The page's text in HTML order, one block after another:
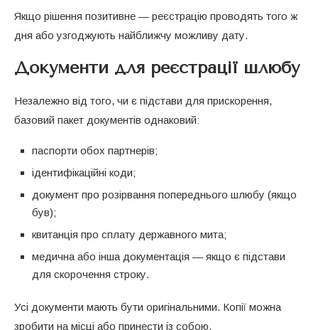
Якщо рішення позитивне — реєстрацію проводять того ж
дня або узгоджують найближчу можливу дату.
Документи для реєстрації шлюбу
Незалежно від того, чи є підстави для прискорення,
базовий пакет документів однаковий:
паспорти обох партнерів;
ідентифікаційні коди;
документ про розірвання попереднього шлюбу (якщо
був);
квитанція про сплату державного мита;
медична або інша документація — якщо є підстави
для скорочення строку.
Усі документи мають бути оригінальними. Копії можна
зробити на місці або принести із собою.